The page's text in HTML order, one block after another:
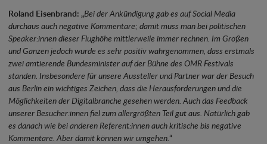
Roland Eisenbrand: „Bei der Ankündigung gab es auf Social Media
durchaus auch negative Kommentare; damit muss man bei politischen
Speaker:innen dieser Flughöhe mittlerweile immer rechnen. Im Großen
und Ganzen jedoch wurde es sehr positiv wahrgenommen, dass erstmals
zwei amtierende Bundesminister auf der Bühne des OMR Festivals
standen. Insbesondere für unsere Aussteller und Partner war der Besuch
aus Berlin ein wichtiges Zeichen, dass die Herausforderungen und die
Möglichkeiten der Digitalbranche gesehen werden. Auch das Feedback
unserer Besucher:innen fiel zum allergrößten Teil gut aus. Natürlich gab
es danach wie bei anderen Referent:innen auch kritische bis negative
Kommentare. Aber damit können wir umgehen.“